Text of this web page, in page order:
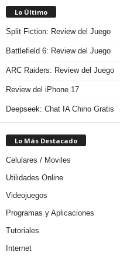
Lo Último
Split Fiction: Review del Juego
Battlefield 6: Review del Juego
ARC Raiders: Review del Juego
Review del iPhone 17
Deepseek: Chat IA Chino Gratis
Lo Más Destacado
Celulares / Moviles
Utilidades Online
Videojuegos
Programas y Aplicaciones
Tutoriales
Internet